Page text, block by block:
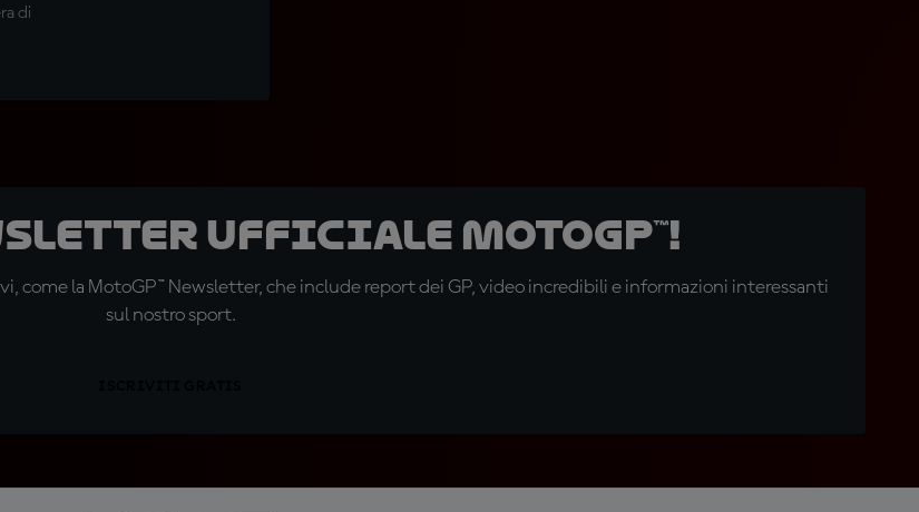
di
ufficiale MotoGP™!
come la MotoGP™ Newsletter, che include report dei GP, video incredibili e informazioni interessanti
sul nostro sport.